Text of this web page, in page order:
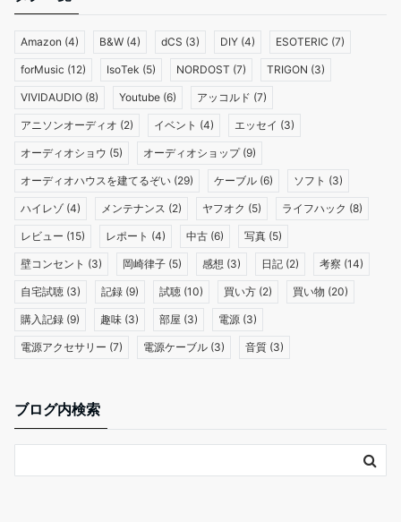
Amazon (4) B&W (4) dCS (3) DIY (4) ESOTERIC (7)
forMusic (12) IsoTek (5) NORDOST (7) TRIGON (3)
VIVIDAUDIO (8) Youtube (6) アッコルド (7)
アニソンオーディオ (2) イベント (4) エッセイ (3)
オーディオショウ (5) オーディオショップ(9)
オーディオハウスを建てるぞい (29) ケーブル (6) ソフト (3)
ハイレゾ (4) メンテナンス (2) ヤフオク (5) ライフハック (8)
レビュー (15) レポート (4) 中古 (6) 写真 (5)
壁コンセント (3) 岡崎律子 (5) 感想 (3) 日記 (2) 考察 (14)
自宅試聴 (3) 記録 (9) 試聴 (10) 買い方 (2) 買い物 (20)
購入記録 (9) 趣味 (3) 部屋 (3) 電源 (3)
電源アクセサリー (7) 電源ケーブル (3) 音質 (3)
ブログ内検索